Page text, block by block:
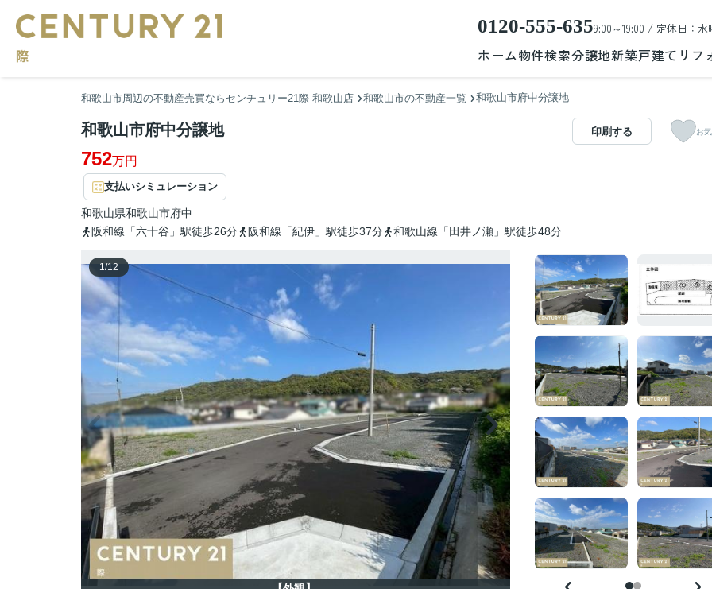
0120-555-6359:00～19:00 / 定休日：水
ホーム物件検索分譲地新築戸建て リフ
和歌山市周辺の不動産売買ならセンチュリー21際 和歌山店 和歌山市の不動産一覧 和歌山市府中分譲地
和歌山市府中分譲地
752万円
支払いシミュレーション
和歌山県和歌山市府中
阪和線「六十谷」駅徒歩26分
阪和線「紀伊」駅徒歩37分 和歌山線「田井ノ瀬」駅徒歩48分
印刷する お
1/12